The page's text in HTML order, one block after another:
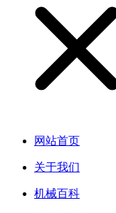
网站首页
关于我们
机械百科